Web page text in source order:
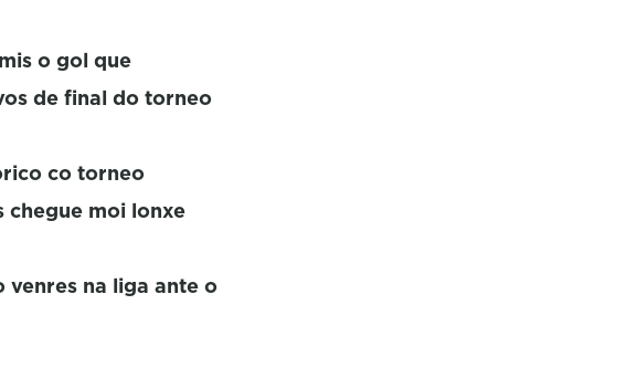
o gol que
de final do torneo
co torneo
chegue moi lonxe
na liga ante o